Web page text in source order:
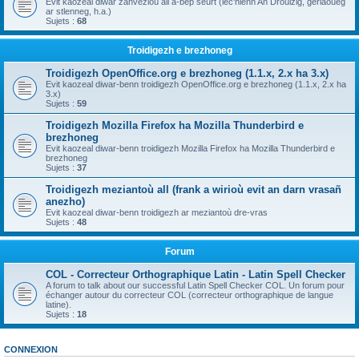
ar stlenneg, h.a.)
Sujets : 68
Troidigezh e brezhoneg
Troidigezh OpenOffice.org e brezhoneg (1.1.x, 2.x ha 3.x)
Evit kaozeal diwar-benn troidigezh OpenOffice.org e brezhoneg (1.1.x, 2.x ha
3.x)
Sujets : 59
Troidigezh Mozilla Firefox ha Mozilla Thunderbird e
brezhoneg
Evit kaozeal diwar-benn troidigezh Mozilla Firefox ha Mozilla Thunderbird e
brezhoneg
Sujets : 37
Troidigezh meziantoù all (frank a wirioù evit an darn vrasañ
anezho)
Evit kaozeal diwar-benn troidigezh ar meziantoù dre-vras
Sujets : 48
Forum
COL - Correcteur Orthographique Latin - Latin Spell Checker
A forum to talk about our successful Latin Spell Checker COL. Un forum pour
échanger autour du correcteur COL (correcteur orthographique de langue
latine).
Sujets : 18
CONNEXION